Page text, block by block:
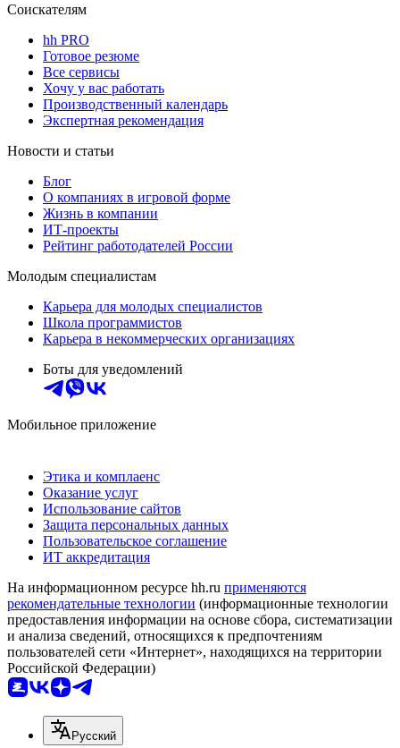
Соискателям
hh PRO
Готовое резюме
Все сервисы
Хочу у вас работать
Производственный календарь
Экспертная рекомендация
Новости и статьи
Блог
О компаниях в игровой форме
Жизнь в компании
ИТ-проекты
Рейтинг работодателей России
Молодым специалистам
Карьера для молодых специалистов
Школа программистов
Карьера в некоммерческих организациях
Боты для уведомлений
Мобильное приложение
Этика и комплаенс
Оказание услуг
Использование сайтов
Защита персональных данных
Пользовательское соглашение
ИТ аккредитация
На информационном ресурсе hh.ru применяются
рекомендательные технологии (информационные технологии
предоставления информации на основе сбора, систематизации
и анализа сведений, относящихся к предпочтениям
пользователей сети «Интернет», находящихся на территории
Российской Федерации)
Русский